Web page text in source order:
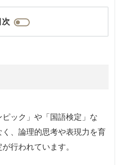
次
ック」や「国語検定」な
、論理的思考や表現力を育
行われています。